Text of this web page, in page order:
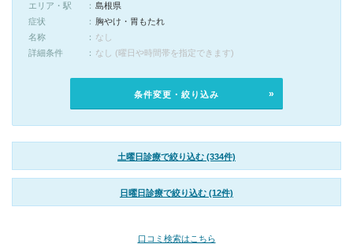
エリア・駅
島根県
症状
胸やけ・胃もたれ
名称
なし
詳細条件
なし (曜日や時間帯を指定できます)
条件変更・絞り込み
土曜日診療で絞り込む (334件)
日曜日診療で絞り込む (12件)
口コミ検索はこちら